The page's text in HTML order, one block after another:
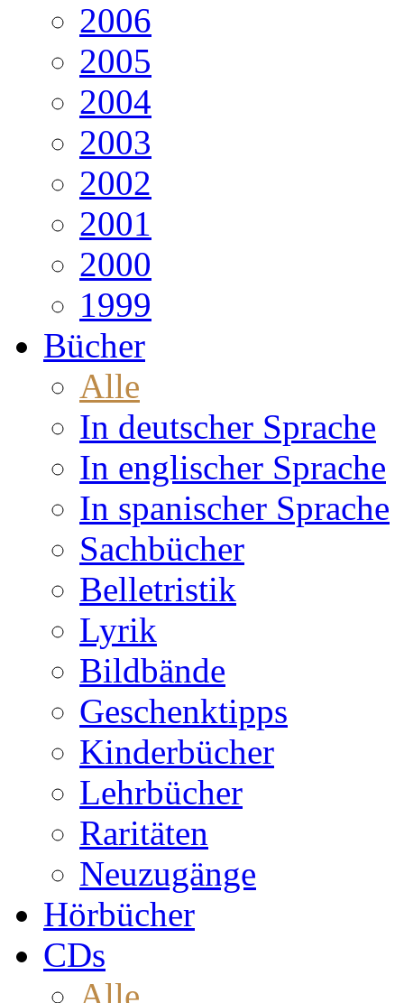
2006
2005
2004
2003
2002
2001
2000
1999
Bücher
Alle
In deutscher Sprache
In englischer Sprache
In spanischer Sprache
Sachbücher
Belletristik
Lyrik
Bildbände
Geschenktipps
Kinderbücher
Lehrbücher
Raritäten
Neuzugänge
Hörbücher
CDs